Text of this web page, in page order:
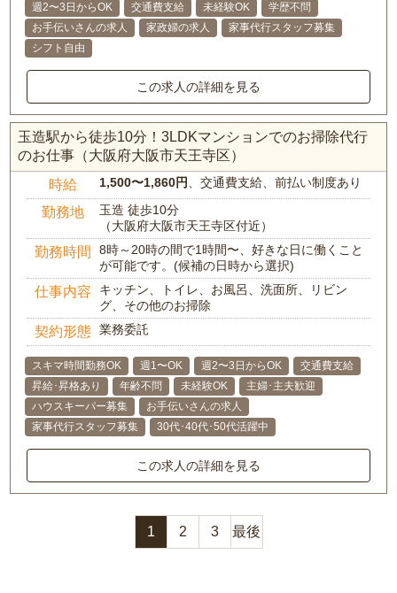
週2〜3日からOK
交通費支給 未経験OK
学歴不問
お手伝いさんの求人
家政婦の求人
家事代行スタッフ募集
シフト自由
この求人の詳細を見る
玉造駅から徒歩10分！3LDKマンションでのお掃除代行
のお仕事（大阪府大阪市天王寺区）
時給 1,500〜1,860円 、交通費支給、前払い制度あり
勤務地
玉造 徒歩10分
（大阪府大阪市天王寺区付近）
勤務時間
8時～20時の間で1時間〜、好きな日に働くこと
が可能です。(候補の日時から選択)
仕事内容
キッチン、トイレ、お風呂、洗面所、リビン
グ、その他のお掃除
契約形態 業務委託
スキマ時間勤務OK 週1〜OK 週2〜3日からOK
交通費支給
昇給･昇格あり
年齢不問 未経験OK
主婦･主夫歓迎
ハウスキーパー募集
お手伝いさんの求人
家事代行スタッフ募集
30代･40代･50代活躍中
この求人の詳細を見る
1 2 3 最後